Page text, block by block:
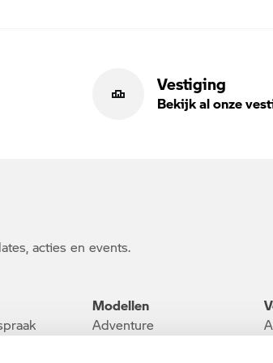
Vestiging
Bekijk al onze
acties en events.
Modellen
Adventure